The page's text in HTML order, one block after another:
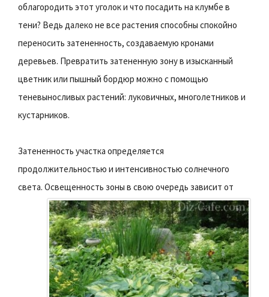
облагородить этот уголок и что посадить на клумбе в
тени? Ведь далеко не все растения способны спокойно
переносить затененность, создаваемую кронами
деревьев. Превратить затененную зону в изысканный
цветник или пышный бордюр можно с помощью
теневыносливых растений: луковичных, многолетников и
кустарников.
Затененность участка определяется
продолжительностью и интенсивностью солнечного
света. Освещенность зоны в свою очередь зависит от